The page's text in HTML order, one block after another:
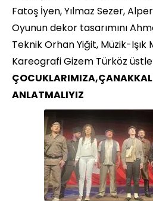
Fatoş İyen, Yılmaz Sezer,
Oyunun dekor tasarımını
Teknik Orhan Yiğit, Müzik-Işık
Kareografi Gizem Türköz
ANLATMALIYIZ